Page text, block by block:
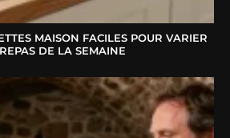
MAISON FACILES POUR VARIER
DE LA SEMAINE